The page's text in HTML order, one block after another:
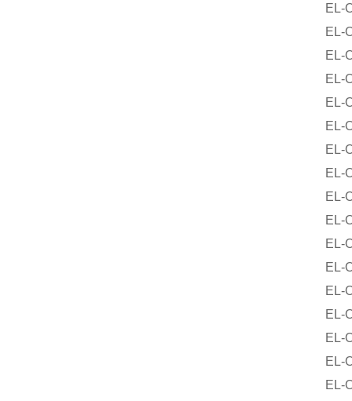
EL-O-
EL-O-
EL-O-
EL-O-
EL-O-
EL-O-
EL-O-
EL-O-
EL-O-
EL-O-
EL-O-
EL-O-
EL-O-
EL-O-
EL-O-
EL-O-
EL-O-